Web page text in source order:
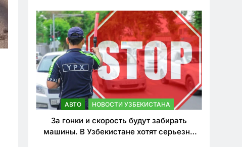
АВТО НОВОСТИ УЗБЕКИСТАНА
За гонки и скорость будут забирать
машины. В Узбекистане хотят серьезно